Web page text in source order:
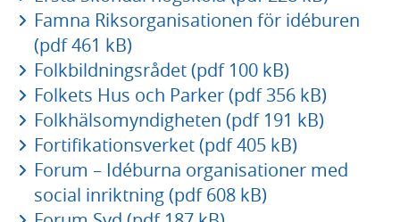
Famna Riksorganisationen för idéburen
(pdf 461 kB)
Folkbildningsrådet (pdf 100 kB)
Folkets Hus och Parker (pdf 356 kB)
Folkhälsomyndigheten (pdf 191 kB)
Fortifikationsverket (pdf 405 kB)
Forum – Idéburna organisationer med
social inriktning (pdf 608 kB)